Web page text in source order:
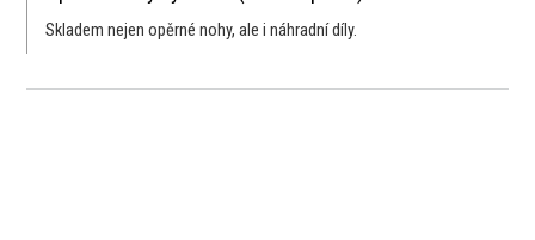
Skladem nejen opěrné nohy, ale i náhradní díly.